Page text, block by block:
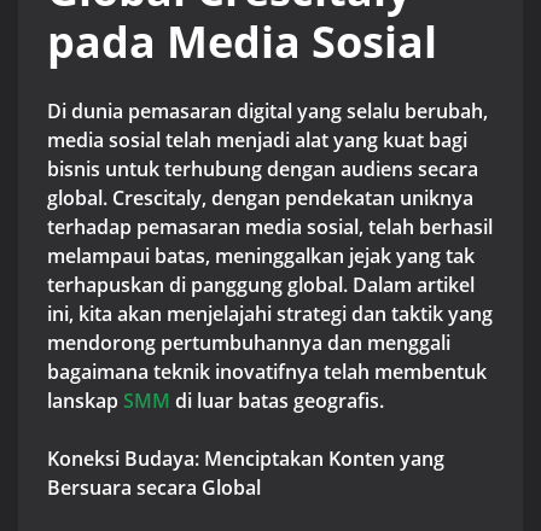
pada Media Sosial
Di dunia pemasaran digital yang selalu berubah,
media sosial telah menjadi alat yang kuat bagi
bisnis untuk terhubung dengan audiens secara
global. Crescitaly, dengan pendekatan uniknya
terhadap pemasaran media sosial, telah berhasil
melampaui batas, meninggalkan jejak yang tak
terhapuskan di panggung global. Dalam artikel
ini, kita akan menjelajahi strategi dan taktik yang
mendorong pertumbuhannya dan menggali
bagaimana teknik inovatifnya telah membentuk
lanskap SMM di luar batas geografis.
Koneksi Budaya: Menciptakan Konten yang
Bersuara secara Global